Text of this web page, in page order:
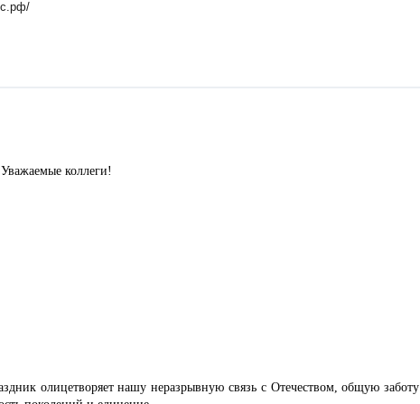
Уважаемые коллеги!
олицетворяет нашу неразрывную связь с Отечеством, общую